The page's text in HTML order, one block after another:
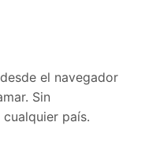
el navegador
Sin
cualquier país.